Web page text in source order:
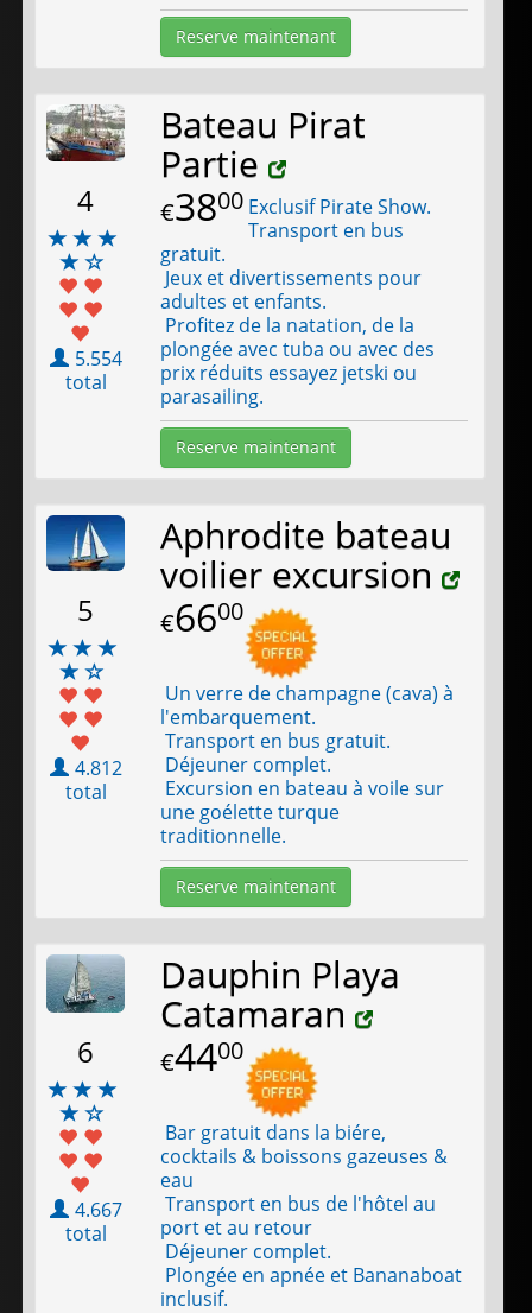
Reserve maintenant
4
5.554
total
Bateau Pirat
Partie
€3800 Exclusif Pirate Show.
Transport en bus
gratuit.
Jeux et divertissements pour
adultes et enfants.
Profitez de la natation, de la
plongée avec tuba ou avec des
prix réduits essayez jetski ou
parasailing.
Reserve maintenant
5
4.812
total
Aphrodite bateau
voilier excursion
€6600
Un verre de champagne (cava) à
l'embarquement.
Transport en bus gratuit.
Déjeuner complet.
Excursion en bateau à voile sur
une goélette turque
traditionnelle.
Reserve maintenant
6
4.667
total
Dauphin Playa
Catamaran
€4400
Bar gratuit dans la biére,
cocktails & boissons gazeuses &
eau
Transport en bus de l'hôtel au
port et au retour
Déjeuner complet.
Plongée en apnée et Bananaboat
inclusif.